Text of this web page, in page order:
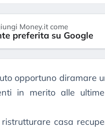
Money.it come
preferita su Google
opportuno diramare
in merito alle
casa
Kospi,
30 luglio 2026